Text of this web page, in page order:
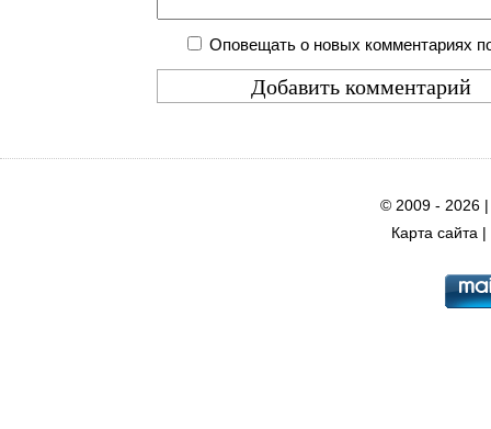
Оповещать о новых комментариях
© 2009 - 2026
Карта сайта